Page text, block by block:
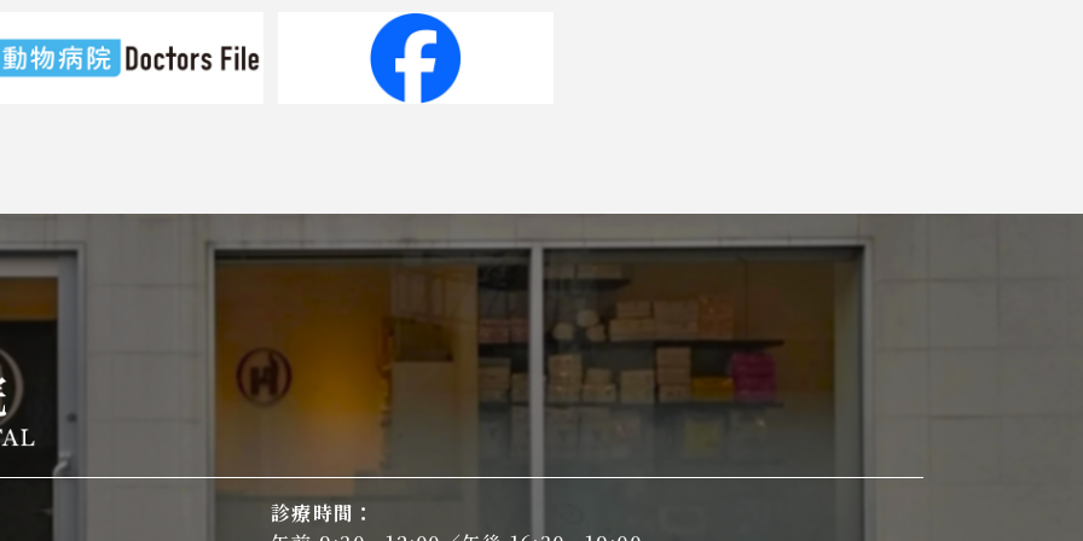
診療時間：